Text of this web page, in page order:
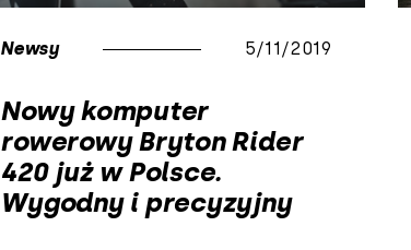
Newsy 5/11/2019
Nowy komputer
rowerowy Bryton Rider
420 już w Polsce.
Wygodny i precyzyjny